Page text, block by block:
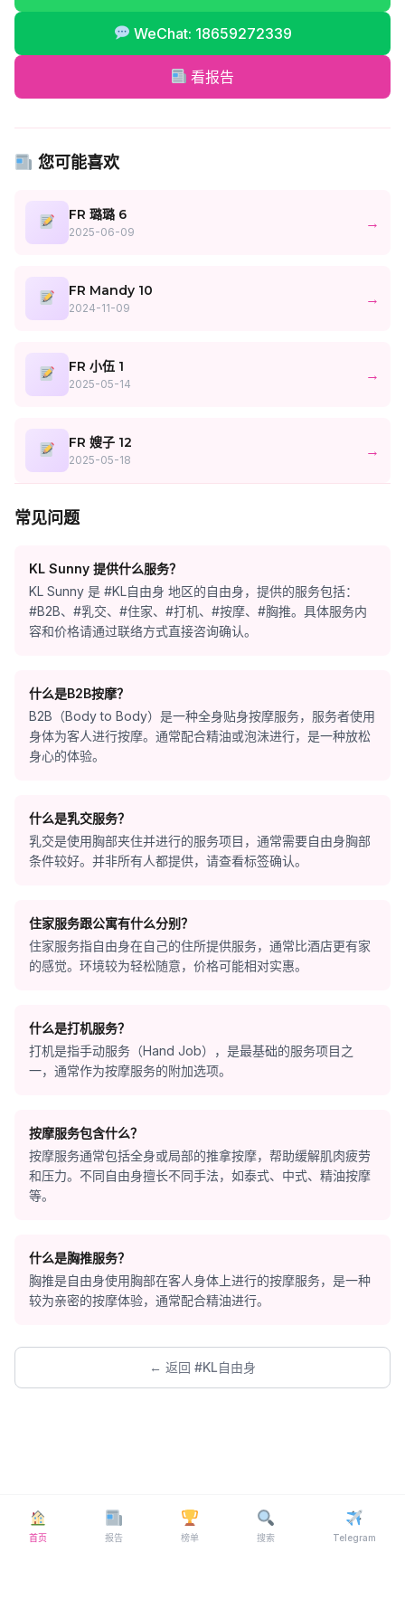
WeChat: 18659272339
看报告
您可能喜欢
FR 璐璐 6
2025-06-09
→
FR Mandy 10
2024-11-09
→
FR 小伍 1
2025-05-14
→
FR 嫂子 12
2025-05-18
→
常见问题
KL Sunny 提供什么服务？
KL Sunny 是 #KL自由身 地区的自由身，提供的服务包括：
#B2B、#乳交、#住家、#打机、#按摩、#胸推。具体服务内
容和价格请通过联络方式直接咨询确认。
什么是B2B按摩？
B2B（Body to Body）是一种全身贴身按摩服务，服务者使用
身体为客人进行按摩。通常配合精油或泡沫进行，是一种放松
身心的体验。
什么是乳交服务？
乳交是使用胸部夹住并进行的服务项目，通常需要自由身胸部
条件较好。并非所有人都提供，请查看标签确认。
住家服务跟公寓有什么分别？
住家服务指自由身在自己的住所提供服务，通常比酒店更有家
的感觉。环境较为轻松随意，价格可能相对实惠。
什么是打机服务？
打机是指手动服务（Hand Job），是最基础的服务项目之
一，通常作为按摩服务的附加选项。
按摩服务包含什么？
按摩服务通常包括全身或局部的推拿按摩，帮助缓解肌肉疲劳
和压力。不同自由身擅长不同手法，如泰式、中式、精油按摩
等。
什么是胸推服务？
胸推是自由身使用胸部在客人身体上进行的按摩服务，是一种
较为亲密的按摩体验，通常配合精油进行。
← 返回 #KL自由身
首页 报告 榜单 搜索 Telegram